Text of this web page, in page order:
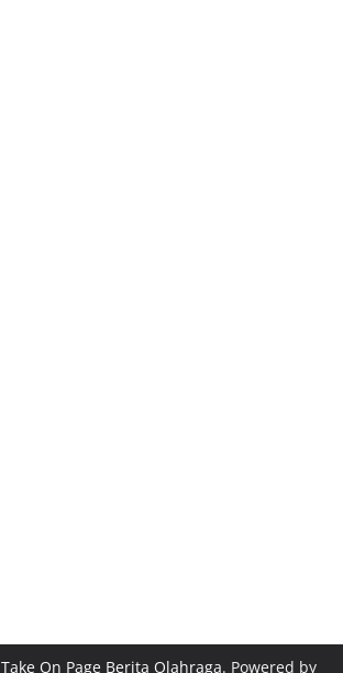
Take On Page Berita Olahraga. Powered by